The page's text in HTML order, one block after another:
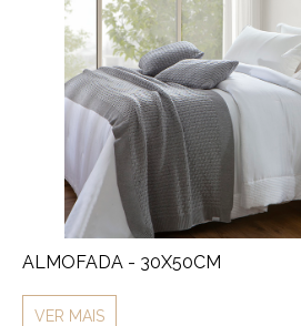
ALMOFADA - 30X50CM
VER MAIS